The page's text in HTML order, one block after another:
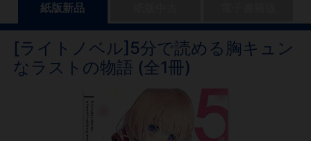
紙版新品
[ライトノベル]5分で読める胸キュン
なラストの物語 (全1冊)